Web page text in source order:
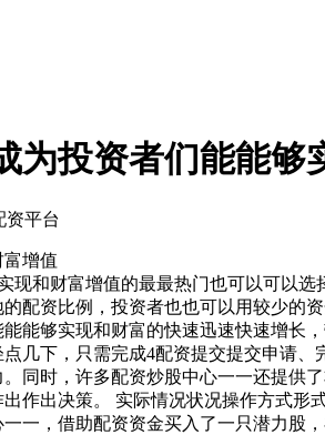
为投资者们能能够
资平台
增值
现和财富增值的最最热门也可以可以
配资比例，投资者也也可以用较少
能够实现和财富的快速迅速快速增
几下，只需完成4配资提交提交申请
时，许多配资炒股中心一一还提供
作出决策。 实际情况状况操作方式
一，借助配资资金买入了一只潜力